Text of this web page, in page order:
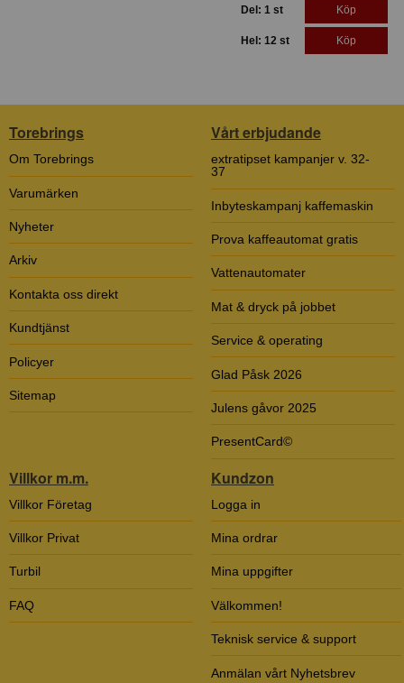
Del: 1 st Köp
Hel: 12 st Köp
Torebrings
Om Torebrings
Varumärken
Nyheter
Arkiv
Kontakta oss direkt
Kundtjänst
Policyer
Sitemap
Vårt erbjudande
extratipset kampanjer v. 32-
37
Inbyteskampanj kaffemaskin
Prova kaffeautomat gratis
Vattenautomater
Mat & dryck på jobbet
Service & operating
Glad Påsk 2026
Julens gåvor 2025
PresentCard©
Villkor m.m.
Villkor Företag
Villkor Privat
Turbil
FAQ
Kundzon
Logga in
Mina ordrar
Mina uppgifter
Välkommen!
Teknisk service & support
Anmälan vårt Nyhetsbrev